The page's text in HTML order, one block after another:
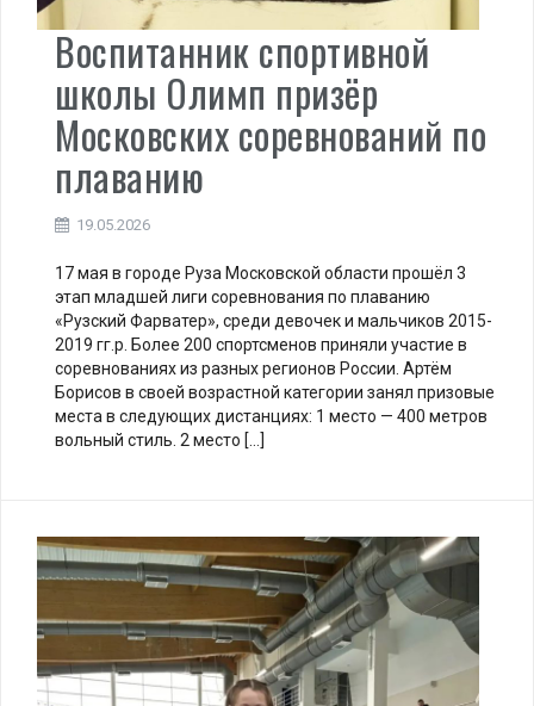
Воспитанник спортивной
школы Олимп призёр
Московских соревнований по
плаванию
19.05.2026
17 мая в городе Руза Московской области прошёл 3
этап младшей лиги соревнования по плаванию
«Рузский Фарватер», среди девочек и мальчиков 2015-
2019 гг.р. Более 200 спортсменов приняли участие в
соревнованиях из разных регионов России. Артём
Борисов в своей возрастной категории занял призовые
места в следующих дистанциях: 1 место — 400 метров
вольный стиль. 2 место […]